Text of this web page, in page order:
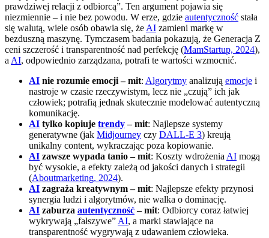
prawdziwej relacji z odbiorcą”. Ten argument pojawia się
niezmiennie – i nie bez powodu. W erze, gdzie autentyczność stała
się walutą, wiele osób obawia się, że AI zamieni markę w
bezduszną maszynę. Tymczasem badania pokazują, że Generacja Z
ceni szczerość i transparentność nad perfekcję (MamStartup, 2024),
a AI, odpowiednio zarządzana, potrafi te wartości wzmocnić.
AI nie rozumie emocji – mit: Algorytmy analizują emocje i
nastroje w czasie rzeczywistym, lecz nie „czują” ich jak
człowiek; potrafią jednak skutecznie modelować autentyczną
komunikację.
AI tylko kopiuje trendy– mit: Najlepsze systemy
generatywne (jak Midjourney czy DALL-E 3) kreują
unikalny content, wykraczając poza kopiowanie.
AI zawsze wypada tanio – mit: Koszty wdrożenia AI mogą
być wysokie, a efekty zależą od jakości danych i strategii
(Aboutmarketing, 2024).
AI zagraża kreatywnym – mit: Najlepsze efekty przynosi
synergia ludzi i algorytmów, nie walka o dominację.
AI zaburza autentyczność– mit: Odbiorcy coraz łatwiej
wykrywają „fałszywe” AI, a marki stawiające na
transparentność wygrywają z udawaniem człowieka.